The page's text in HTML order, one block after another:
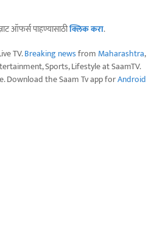
ऑफर्स पाहण्यासाठीक्लिक करा.
TV.Breaking newsfrom Maharashtra,
Sports, Lifestyle at SaamTV.
Download the Saam Tv app forAndroid